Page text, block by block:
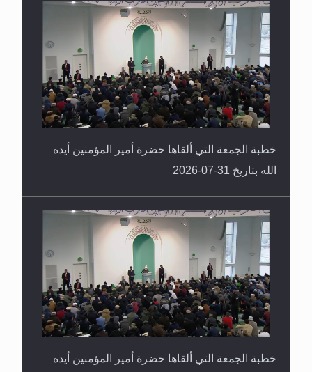
حقيقة المسيح الدجال
خطبة الجمعة التي ألقاها حضرة أمير المؤمنين أيده
الله بتاريخ 31-07-2026
خطبة الجمعة التي ألقاها حضرة أمير المؤمنين أيده